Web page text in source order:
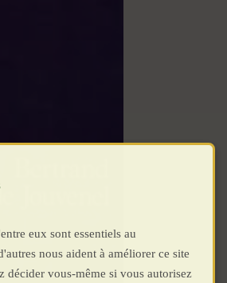
eux sont essentiels au
nous aident à améliorer ce site
décider vous-même si vous autorisez